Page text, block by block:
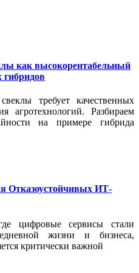
как высокорентабельный
гибридов
требует качественных
агротехнологий. Разбираем
на примере гибрида
Отказоустойчивых ИТ-
цифровые сервисы стали
жизни и бизнеса,
критически важной